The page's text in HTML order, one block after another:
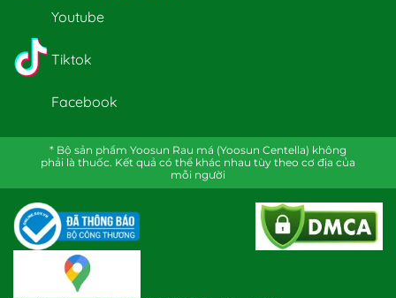
Youtube
Tiktok
Facebook
* Bộ sản phẩm Yoosun Rau má (Yoosun Centella) không
phải là thuốc. Kết quả có thể khác nhau tùy theo cơ địa của
mỗi người